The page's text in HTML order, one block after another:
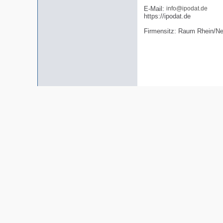
E-Mail: info@ipodat.de
https://ipodat.de
Firmensitz: Raum Rhein/